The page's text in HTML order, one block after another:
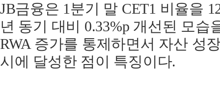
JB금융은 1분기 말 CET1 비율을
년 동기 대비 0.33%p 개선된 모습
RWA 증가를 통제하면서 자산 성
시에 달성한 점이 특징이다.